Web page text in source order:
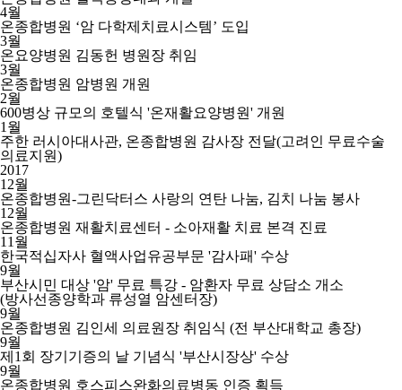
4월
온종합병원 ‘암 다학제치료시스템’ 도입
3월
온요양병원 김동헌 병원장 취임
3월
온종합병원 암병원 개원
2월
600병상 규모의 호텔식 '온재활요양병원' 개원
1월
주한 러시아대사관, 온종합병원 감사장 전달(고려인 무료수술
의료지원)
2017
12월
온종합병원-그린닥터스 사랑의 연탄 나눔, 김치 나눔 봉사
12월
온종합병원 재활치료센터 - 소아재활 치료 본격 진료
11월
한국적십자사 혈액사업유공부문 '감사패' 수상
9월
부산시민 대상 '암' 무료 특강 - 암환자 무료 상담소 개소
(방사선종양학과 류성열 암센터장)
9월
온종합병원 김인세 의료원장 취임식 (전 부산대학교 총장)
9월
제1회 장기기증의 날 기념식 '부산시장상' 수상
9월
온종합병원 호스피스완화의료병동 인증 획득